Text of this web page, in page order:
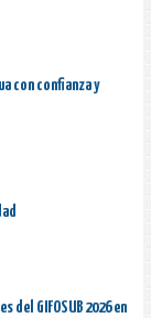
con confianza y
del GIFOSUB 2026 en